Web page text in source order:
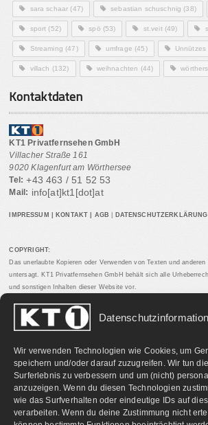
Datenschutzinformation
Wir verwenden Technologien wie Cookies, um
speichern und/oder darauf zuzugreifen. Wir tun
Surferlebnis zu verbessern und um (nicht)
anzuzeigen. Wenn du diesen Technologien
wie das Surfverhalten oder eindeutige IDs auf
verarbeiten. Wenn du deine Zustimmung nicht
sara schaar (47) sebastian schuschnig (38)
sport (52) spö (53) st.veit(49)
Streaming (47) umfrage (45) Unnützes
villach (132) weihnachten (44)
Kontaktdaten
KT1 Privatfernsehen GmbH
Villacher Straße 161
9020 Klagenfurt am Wörthersee
Tel: +43 463 / 51 52 53
Mail: info[at]kt1[dot]at
IMPRESSUM KONTAKT AGB DATENSCHUTZERKLÄRUNG
COPYRIGHT:
Das unerlaubte Kopieren oder Verwenden von Texten und
untersagt. KT1 Privatfernsehen GmbH behält sich alle
und sonstigen Inhalten dieser Website vor.
PARTNERLINKS: